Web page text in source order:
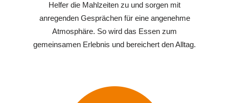
Helfer die Mahlzeiten zu und sorgen mit
anregenden Gesprächen für eine angenehme
Atmosphäre. So wird das Essen zum
gemeinsamen Erlebnis und bereichert den Alltag.